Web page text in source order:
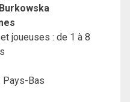
joueuses : de 1 à 8
Pays-Bas